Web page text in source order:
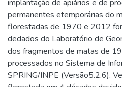
implantação de apiários e de
permanentes etemporárias do
florestadas de 1970 e 2012
dedados do Laboratório de
dos fragmentos de matas de
processados no Sistema de
SPRING/INPE (Versão5.2.6).